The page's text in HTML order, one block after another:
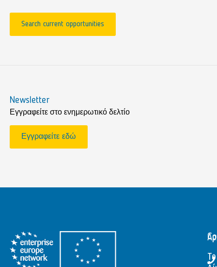
Search current opportunities
Newsletter
Εγγραφείτε στο ενημερωτικό δελτίο
Εγγραφείτε εδώ
Το